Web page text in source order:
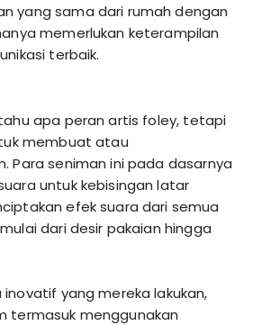
yang sama dari rumah dengan
memerlukan keterampilan
terbaik.
apa peran artis foley, tetapi
membuat atau
Para seniman ini pada dasarnya
untuk kebisingan latar
efek suara dari semua
dari desir pakaian hingga
yang mereka lakukan,
termasuk menggunakan